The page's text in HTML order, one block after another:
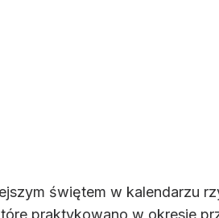
świętem w kalendarzu
praktykowano w okresie